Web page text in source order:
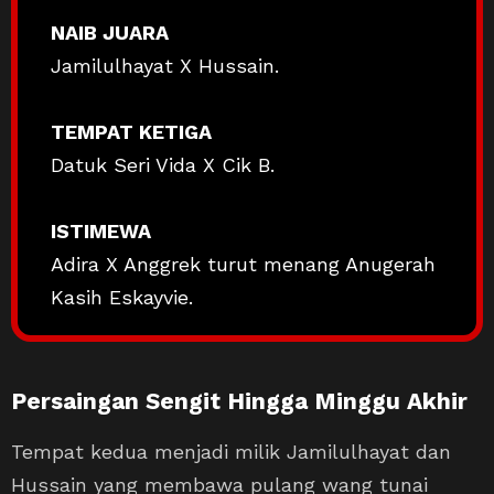
NAIB JUARA
Jamilulhayat X Hussain.
TEMPAT KETIGA
Datuk Seri Vida X Cik B.
ISTIMEWA
Adira X Anggrek turut menang Anugerah
Kasih Eskayvie.
Persaingan Sengit Hingga Minggu Akhir
Tempat kedua menjadi milik Jamilulhayat dan
Hussain yang membawa pulang wang tunai